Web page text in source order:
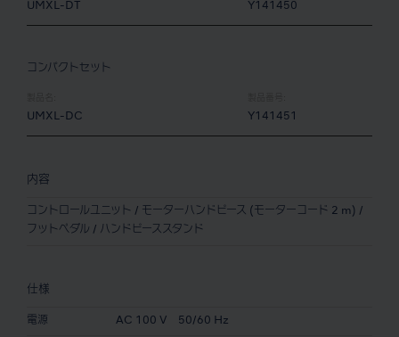
UMXL-DT Y141450
コンパクトセット
UMXL-DC Y141451
内容
コントロールユニット / モーターハンドピース (モーターコード 2 m) /
フットペダル / ハンドピーススタンド
仕様
電源 AC 100 V 50/60 Hz